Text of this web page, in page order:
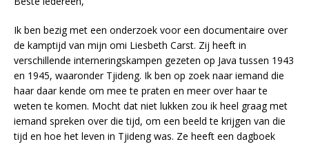
Ik ben bezig met een onderzoek voor een documentaire over
de kamptijd van mijn omi Liesbeth Carst. Zij heeft in
verschillende interneringskampen gezeten op Java tussen 1943
en 1945, waaronder Tjideng. Ik ben op zoek naar iemand die
haar daar kende om mee te praten en meer over haar te
weten te komen. Mocht dat niet lukken zou ik heel graag met
iemand spreken over die tijd, om een beeld te krijgen van die
tijd en hoe het leven in Tjideng was. Ze heeft een dagboek